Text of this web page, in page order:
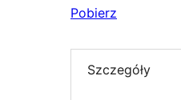
Pobierz
Szczegóły